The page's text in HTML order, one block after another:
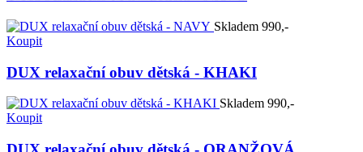
Skladem 990,-
Koupit
DUX relaxační obuv dětská - KHAKI
Skladem 990,-
Koupit